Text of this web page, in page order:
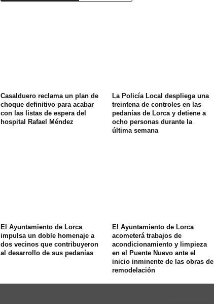
Casalduero reclama un plan de
choque definitivo para acabar
con las listas de espera del
hospital Rafael Méndez
La Policía Local despliega una
treintena de controles en las
pedanías de Lorca y detiene a
ocho personas durante la
última semana
El Ayuntamiento de Lorca
impulsa un doble homenaje a
dos vecinos que contribuyeron
al desarrollo de sus pedanías
El Ayuntamiento de Lorca
acometerá trabajos de
acondicionamiento y limpieza
en el Puente Nuevo ante el
inicio inminente de las obras de
remodelación